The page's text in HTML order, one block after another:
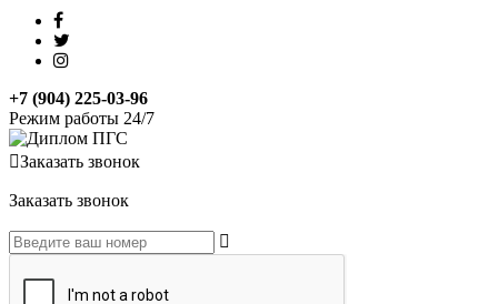
+7 (904) 225-03-96
Режим работы 24/7
Заказать звонок
Заказать звонок